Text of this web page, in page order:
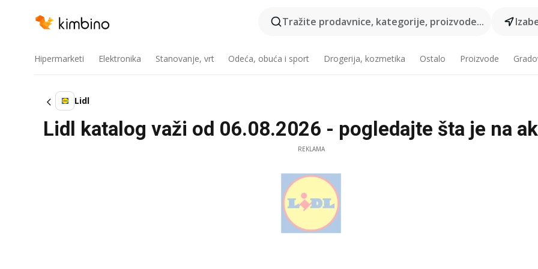
Tražite prodavnice, kategorije, proizvode...
Hipermarketi Elektronika Stanovanje, vrt Odeća, obuća i sport Drogerija, kozmetika Ostalo Proizvode
Lidl
Lidl katalog važi od 06.08.2026 - pogledajte šta je na
REKLAMA